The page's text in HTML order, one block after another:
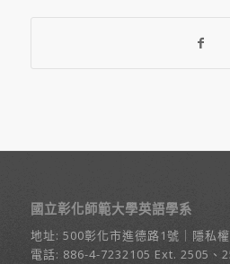
國立彰化師範大學英語學系
地址: 500彰化市進德路1號 ｜ 隱私
電話: 886-4-7232105 Ext. 2505、